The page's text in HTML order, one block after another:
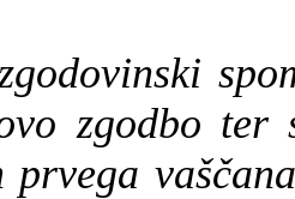
zgodbo
prvega